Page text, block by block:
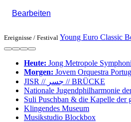
Bearbeiten
Ereignisse / Festival Young Euro Classic
Heute: Jong Metro­pole
Morgen: Jovem Orques­tra
JISR // جسر // BRÜCKE
Nationale Jugend­philharmonie
Suli Pusch­ban & die Ka­pelle der
Klingendes Museum
Musikstudio Blockbox